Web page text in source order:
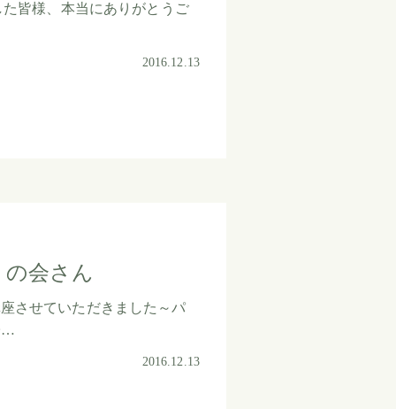
皆様、本当にありがとうご
2016.12.13
会さん
させていただきました～パ
…
2016.12.13